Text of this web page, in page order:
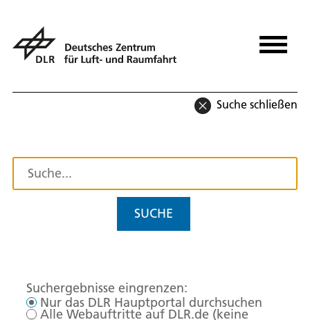
Suche schließen
SUCHE
Suchergebnisse eingrenzen:
Nur das DLR Hauptportal durchsuchen
Alle Webauftritte auf DLR.de (keine